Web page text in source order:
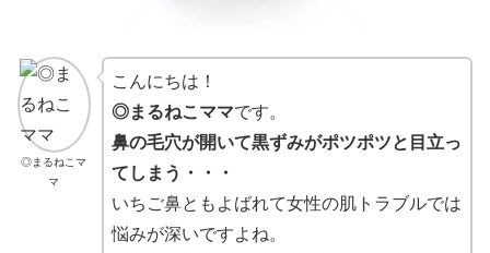
◎まるねこマ
マ
こんにちは！
◎まるねこママです。
鼻の毛穴が開いて黒ずみがポツポツと目立っ
てしまう・・・
いちご鼻ともよばれて女性の肌トラブルでは
悩みが深いですよね。